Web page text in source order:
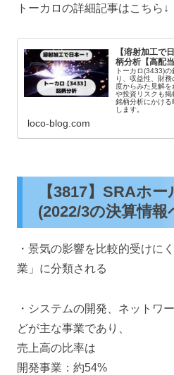
トーカロの詳細記事はこちら↓
【溶射加工で
柄分析【高配当
トーカロ(3433)
り、収益性、財
度からみた見解
や投資リスクも掲
銘柄分析にかけ
します。
loco-blog.com
【3817】SRAホ
(2022/3の決算情報
・景気の影響を比較的受けに
業」に分類される
・システムの開発、ネットワ
どが主な事業であり、
売上高の比率は
開発事業：約54%